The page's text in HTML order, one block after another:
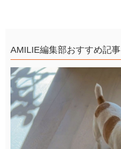
AMILIE編集部おすすめ記事